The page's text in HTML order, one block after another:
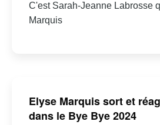
C'est Sarah-Jeanne Labrosse
Marquis
Elyse Marquis sort et
dans le Bye Bye 2024